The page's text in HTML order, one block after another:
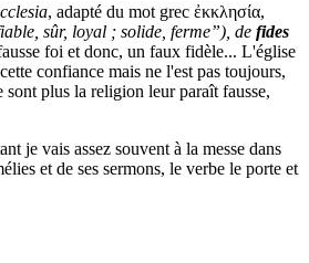
, adapté du mot grec ἐκκλησία,
sûr, loyal ; solide, ferme”), de fides
foi et donc, un faux fidèle... L'église
confiance mais ne l'est pas toujours,
plus la religion leur paraît fausse,
je vais assez souvent à la messe dans
et de ses sermons, le verbe le porte et